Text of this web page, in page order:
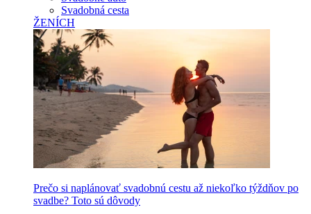
Svadobná cesta
ŽENÍCH
Prečo si naplánovať svadobnú cestu až niekoľko týždňov po
svadbe? Toto sú dôvody